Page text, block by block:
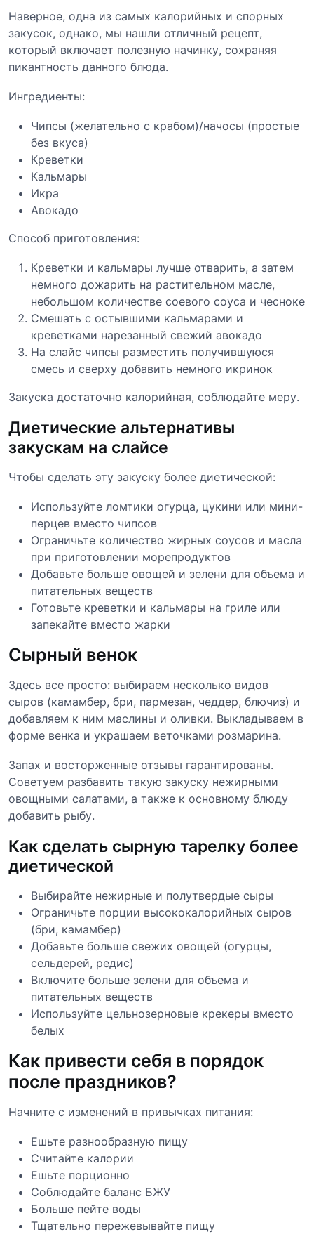
Наверное, одна из самых калорийных и спорных
закусок, однако, мы нашли отличный рецепт,
который включает полезную начинку, сохраняя
пикантность данного блюда.
Ингредиенты:
Чипсы (желательно с крабом)/начосы (простые
без вкуса)
Креветки
Кальмары
Икра
Авокадо
Способ приготовления:
Креветки и кальмары лучше отварить, а затем
немного дожарить на растительном масле,
небольшом количестве соевого соуса и чесноке
Смешать с остывшими кальмарами и
креветками нарезанный свежий авокадо
На слайс чипсы разместить получившуюся
смесь и сверху добавить немного икринок
Закуска достаточно калорийная, соблюдайте меру.
Диетические альтернативы
закускам на слайсе
Чтобы сделать эту закуску более диетической:
Используйте ломтики огурца, цукини или мини-
перцев вместо чипсов
Ограничьте количество жирных соусов и масла
при приготовлении морепродуктов
Добавьте больше овощей и зелени для объема и
питательных веществ
Готовьте креветки и кальмары на гриле или
запекайте вместо жарки
Сырный венок
Здесь все просто: выбираем несколько видов
сыров (камамбер, бри, пармезан, чеддер, блючиз) и
добавляем к ним маслины и оливки. Выкладываем в
форме венка и украшаем веточками розмарина.
Запах и восторженные отзывы гарантированы.
Советуем разбавить такую закуску нежирными
овощными салатами, а также к основному блюду
добавить рыбу.
Как сделать сырную тарелку более
диетической
Выбирайте нежирные и полутвердые сыры
Ограничьте порции высококалорийных сыров
(бри, камамбер)
Добавьте больше свежих овощей (огурцы,
сельдерей, редис)
Включите больше зелени для объема и
питательных веществ
Используйте цельнозерновые крекеры вместо
белых
Как привести себя в порядок
после праздников?
Начните с изменений в привычках питания:
Ешьте разнообразную пищу
Считайте калории
Ешьте порционно
Соблюдайте баланс БЖУ
Больше пейте воды
Тщательно пережевывайте пищу